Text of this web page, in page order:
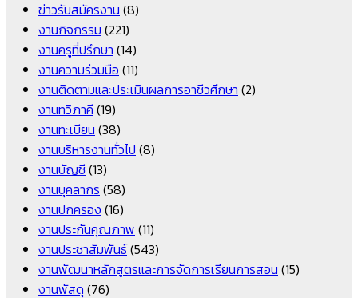
ข่าวรับสมัครงาน (8)
งานกิจกรรม (221)
งานครูที่ปรึกษา (14)
งานความร่วมมือ (11)
งานติดตามและประเมินผลการอาชีวศึกษา (2)
งานทวิภาคี (19)
งานทะเบียน (38)
งานบริหารงานทั่วไป (8)
งานบัญชี(13)
งานบุคลากร (58)
งานปกครอง (16)
งานประกันคุณภาพ (11)
งานประชาสัมพันธ์(543)
งานพัฒนาหลักสูตรและการจัดการเรียนการสอน (15)
งานพัสดุ (76)